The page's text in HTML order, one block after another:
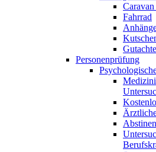
Fahrrad
Personenprüfung